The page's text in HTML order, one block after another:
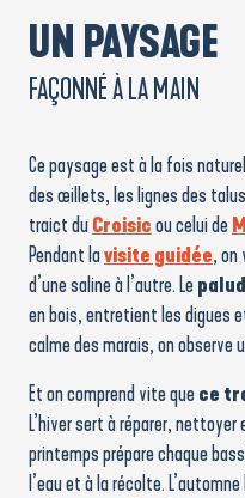
UN PAYSAGE
FAÇONNÉ À LA MAIN
Ce paysage est à la fois
des œillets, les lignes des
traict duCroisicou celui de
Pendant lavisite guidée, on
d’une saline à l’autre. Le
en bois, entretient les digues et
calme des marais, on observe
Et on comprend vite quece
L’hiver sert à réparer,
printemps prépare chaque
l’eau et à la récolte.